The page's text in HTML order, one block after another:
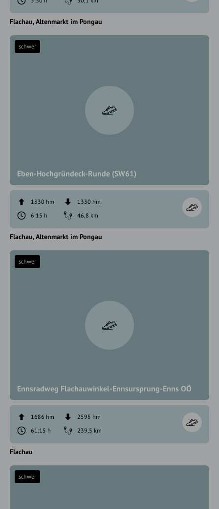
Flachau Altenmarkt im Pongau
Eben-Hochgründeck-Runde (SW61)
schwer
1330 hm
1330 hm
6:15 h
46,8 km
Flachau Altenmarkt im Pongau
Ennsradweg Flachauwinkel-Ennsursprung-Enns OÖ
schwer
1686 hm
2595 hm
61:15 h
239,5 km
Flachau
schwer